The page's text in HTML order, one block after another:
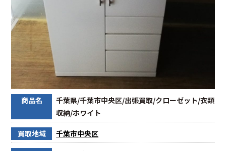
商品名
千葉県/千葉市中央区/出張買取/クローゼット/衣類
収納/ホワイト
買取地域 千葉市中央区